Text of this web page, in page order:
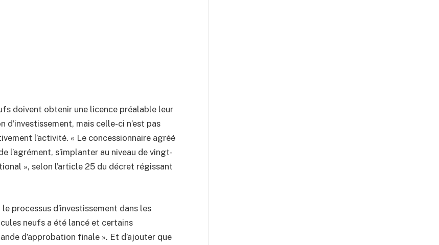
doivent obtenir une licence préalable leur
mais celle-ci n’est pas
l’activité. « Le concessionnaire agréé
l’agrément, s’implanter au niveau de vingt-
», selon l’article 25 du décret régissant
processus d’investissement dans les
neufs a été lancé et certains
d’approbation finale ». Et d’ajouter que